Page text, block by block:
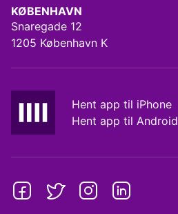
KØBENHAVN
Snaregade 12
1205 København K
Hent app til iPhone
Hent app til Android